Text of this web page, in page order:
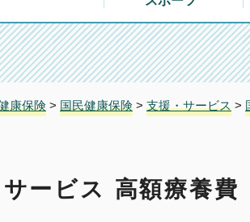
康保険 > 国民健康保険 > 支援・サービス >
ービス 高額療養費